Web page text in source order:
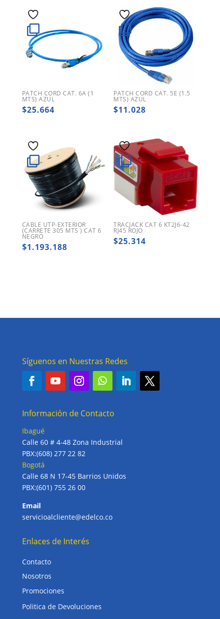
PATCH CORD CAT. 6A (1
MTS) AZUL
$25.664
PATCH CORD CAT. 5E (1.5
MTS) AZUL
$11.028
CABLE UTP-EXTERIOR
(CARRETE 305 MTS ) CAT 6
NEGRO
$1.193.188
TRACJACK CAT 6 KT2J6-42
RJ45 ROJO
$25.314
Síguenos en Nuestras Redes
Información de Contacto
Ibagué
Calle 60 # 4-48 Zona Industrial
PBX:(608) 277 22 82
Bogotá
Calle 68 N 17-45 Barrios Unidos
PBX:(601) 755 26 00
Email
servicioalcliente@edelco.co
Enlaces de Interés
Contacto
Nosotros
Promociones
Politica de Devoluciones